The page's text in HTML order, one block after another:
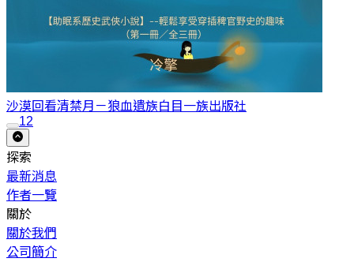
沙漠回看清禁月－狼血遺族白目一族出版社
12
探索
最新消息
作者一覽
關於
關於我們
公司簡介